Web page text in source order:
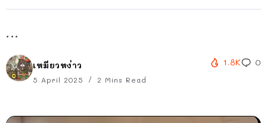
...
เหมียวหง่าว
5 April 2025 2 Mins Read
1.8K 0